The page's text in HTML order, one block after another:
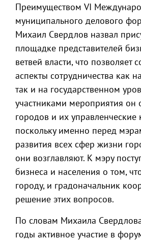
Преимуществом VI
муниципального делового
Михаил Свердлов назвал
площадке представителей
ветвей власти, что позволяет
аспекты сотрудничества как
так и на государственном
участниками мероприятия он
городов и их
поскольку именно перед
развития всех сфер жизни
они возглавляют. К мэру
бизнеса и населения о том,
городу, и градоначальник
решение этих вопросов.
По словам Михаила
годы активное участие в